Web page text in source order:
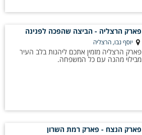
פארק הרצליה - הביצה שהפכה לפנינה
יוסף נבו, הרצליה
פארק הרצליה מזמין אתכם ליהנות בלב העיר
מבילוי מהנה עם כל המשפחה.
פארק הנצח - פארק רמת השרון